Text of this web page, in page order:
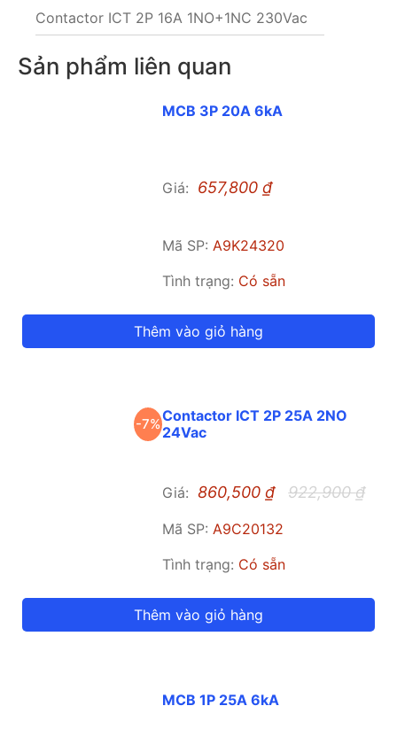
Contactor ICT 2P 16A 1NO+1NC 230Vac
Sản phẩm liên quan
MCB 3P 20A 6kA
Giá: 657,800₫
Mã SP: A9K24320
Tình trạng: Có sẵn
Thêm vào giỏ hàng
-7%Contactor ICT 2P 25A 2NO
24Vac
Giá: 860,500₫ 922,900₫
Mã SP:A9C20132
Tình trạng: Có sẵn
Thêm vào giỏ hàng
MCB 1P 25A 6kA